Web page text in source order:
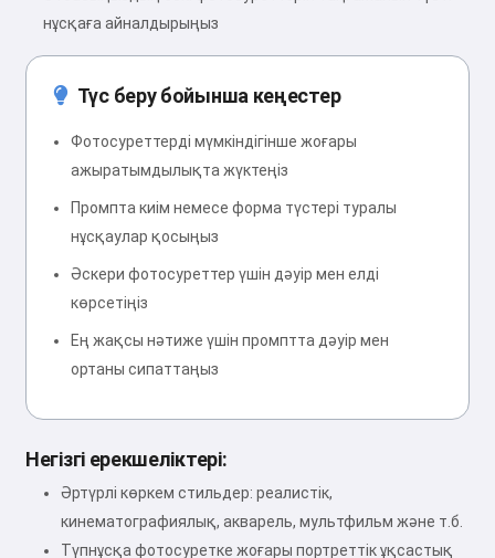
нұсқаға айналдырыңыз
Түс беру бойынша кеңестер
Фотосуреттерді мүмкіндігінше жоғары
ажыратымдылықта жүктеңіз
Промпта киім немесе форма түстері туралы
нұсқаулар қосыңыз
Әскери фотосуреттер үшін дәуір мен елді
көрсетіңіз
Ең жақсы нәтиже үшін промптта дәуір мен
ортаны сипаттаңыз
Негізгі ерекшеліктері:
Әртүрлі көркем стильдер: реалистік,
кинематографиялық, акварель, мультфильм және т.б.
Түпнұсқа фотосуретке жоғары портреттік ұқсастық